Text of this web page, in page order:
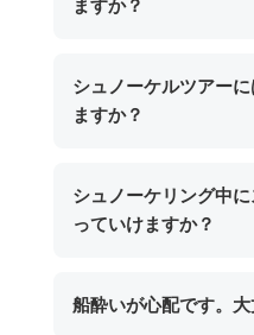
ますか？
はい、運動が苦手な
す。ガイドが大きな
シュノーケルツアー
ますか？
申し訳ございません
安全管理上の観点か
をおかけいたします
シュノーケリング中
っていけますか？
スマートフォンを持
船酔いが心配です。大